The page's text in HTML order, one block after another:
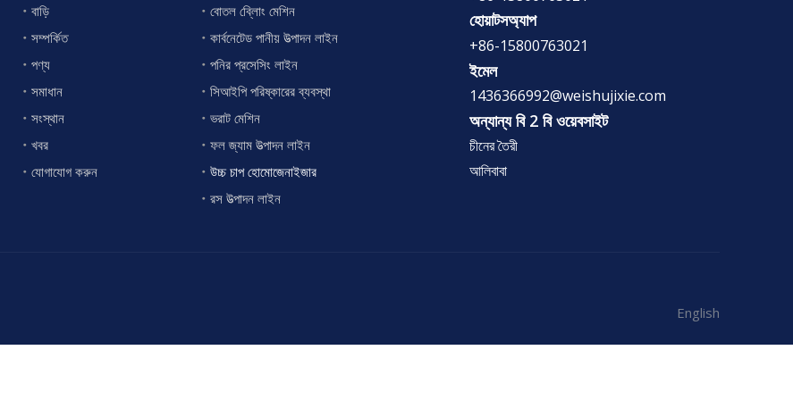
বাড়ি
সম্পর্কিত
পণ্য
সমাধান
সংস্থান
খবর
যোগাযোগ করুন
বোতল ব্লোিং মেশিন
কার্বনেটেড পানীয় উত্পাদন লাইন
পনির প্রসেসিং লাইন
সিআইপি পরিষ্কারের ব্যবস্থা
ভরাট মেশিন
ফল জ্যাম উত্পাদন লাইন
উচ্চ চাপ হোমোজেনাইজার
রস উত্পাদন লাইন
হোয়াটসঅ্যাপ
+86-15800763021
ইমেল
1436366992@weishujixie.com
অন্যান্য বি 2 বি ওয়েবসাইট
চীনের তৈরী
আলিবাবা
English